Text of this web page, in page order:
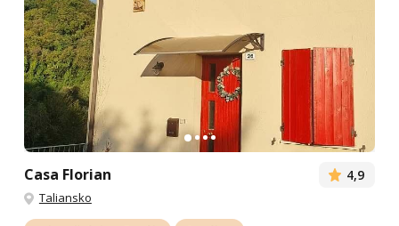
Casa Florian 4,9
Taliansko